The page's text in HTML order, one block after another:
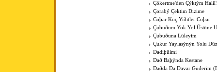
Çökertme'den Çýktým
Çorabý Çektim Dizime
Coþar Koç Yiðitler Coþar
Çubuðum Yok Yol Üstüne
Çubuðuna Lüleyim
Çukur Yaylasýnýn Yolu
Dadiþüimi
Dað Baþýnda Kestane
Daðda Da Davar Güderim